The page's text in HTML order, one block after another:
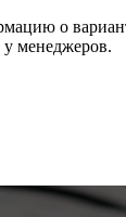
о
у менеджеров.